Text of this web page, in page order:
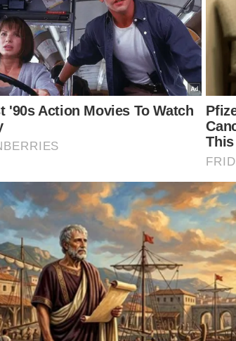
formada no vidro
no comportamento da superfície dovidro
criam uma camada muito fina
em manchas, ela tende a formar gotas